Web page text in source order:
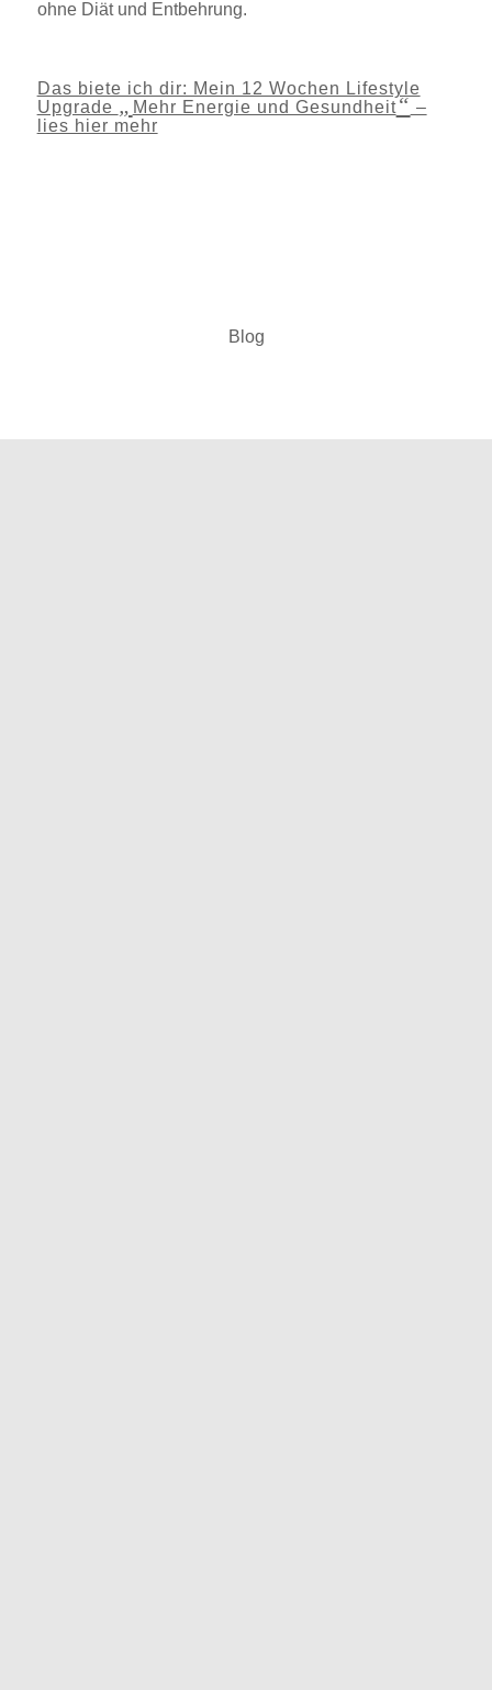
ohne Diät und Entbehrung.
Das biete ich dir: Mein 12 Wochen Lifestyle
Upgrade „Mehr Energie und Gesundheit“ –
lies hier mehr
Blog